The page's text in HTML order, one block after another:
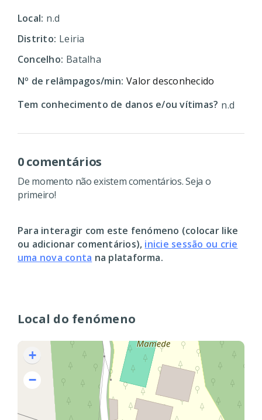
Local do fenómeno
+
−
Local: n.d
Distrito: Leiria
Concelho: Batalha
Nº de relâmpagos/min: Valor desconhecido
Tem conhecimento de danos e/ou vítimas? n.d
0 comentários
De momento não existem comentários. Seja o
primeiro!
Para interagir com este fenómeno (colocar like
ou adicionar comentários), inicie sessão ou crie
uma nova conta na plataforma.